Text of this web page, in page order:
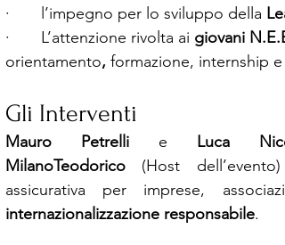
·       l’impegno per lo sviluppo della
·       L’attenzione rivolta ai giovani
orientamento, formazione, internship
Gli Interventi
Mauro Petrelli e Luca
MilanoTeodorico (Host
internazionalizzazione responsabile.